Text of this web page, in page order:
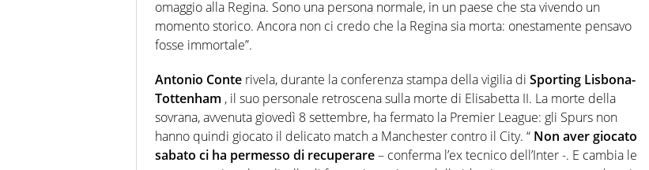
omaggio alla Regina. Sono una persona normale, in un paese che sta vivendo un
momento storico. Ancora non ci credo che la Regina sia morta: onestamente pensavo
fosse immortale”.
Antonio Conte rivela, durante la conferenza stampa della vigilia di Sporting Lisbona-
Tottenham , il suo personale retroscena sulla morte di Elisabetta II. La morte della
sovrana, avvenuta giovedì 8 settembre, ha fermato la Premier League: gli Spurs non
hanno quindi giocato il delicato match a Manchester contro il City. “ Non aver giocato
sabato ci ha permesso di recuperare– conferma l’ex tecnico dell’Inter -. E cambia le